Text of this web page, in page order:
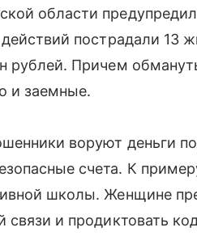
области
действий пострадали
рублей. Причем
и заемные.
воруют деньги
счета. К
школы. Женщине
связи и продиктовать